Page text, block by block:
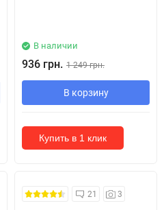
В наличии
936 грн. 1 249 грн.
В корзину
Купить в 1 клик
21 3